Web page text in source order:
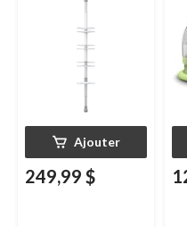
extension rapide, gris,
Ajouter
249,99 $